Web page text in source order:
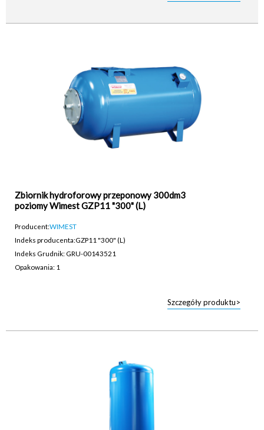
Zbiornik hydroforowy przeponowy 300dm3
poziomy Wimest GZP11 "300" (L)
Producent:WIMEST
Indeks producenta:GZP11 "300" (L)
Indeks Grudnik: GRU-00143521
Opakowania: 1
Szczegóły produktu>